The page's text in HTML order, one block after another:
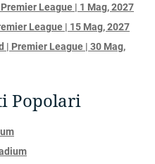
League | 1 Mag, 2027
League | 15 Mag, 2027
| Premier League | 30 Mag,
Popolari